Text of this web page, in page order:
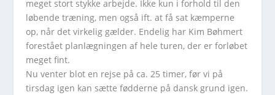
meget stort stykke arbejde. Ikke kun i forhold til den
løbende træning, men også ift. at få sat kæmperne
op, når det virkelig gælder. Endelig har Kim Bøhmert
forestået planlægningen af hele turen, der er forløbet
meget fint.
Nu venter blot en rejse på ca. 25 timer, før vi på
tirsdag igen kan sætte fødderne på dansk grund igen.